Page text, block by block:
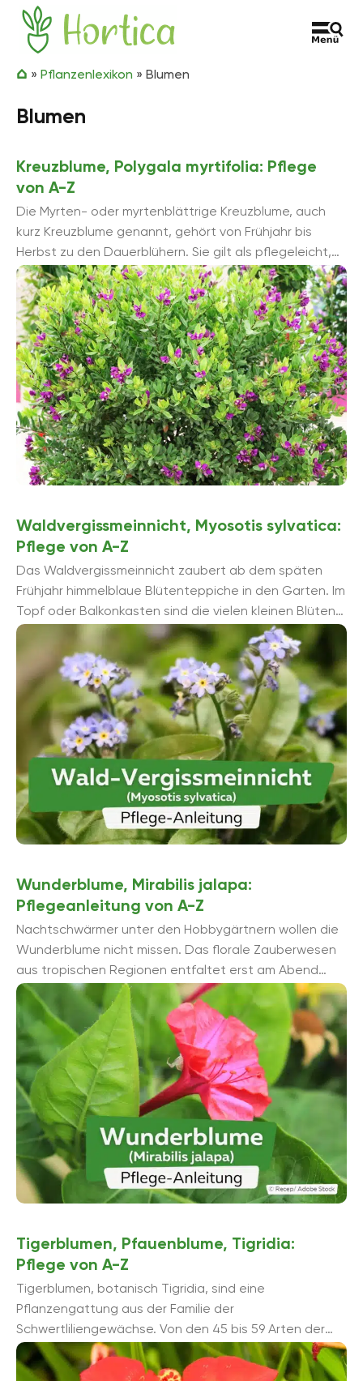
Zum Inhalt springen
Hortica
» Pflanzenlexikon » Blumen
Blumen
Kreuzblume, Polygala myrtifolia: Pflege
von A-Z
Die Myrten- oder myrtenblättrige Kreuzblume, auch
kurz Kreuzblume genannt, gehört von Frühjahr bis
Herbst zu den Dauerblühern. Sie gilt als pflegeleicht,
reagiert jedoch äußerst empfindlich ...
Waldvergissmeinnicht, Myosotis sylvatica:
Pflege von A-Z
Das Waldvergissmeinnicht zaubert ab dem späten
Frühjahr himmelblaue Blütenteppiche in den Garten. Im
Topf oder Balkonkasten sind die vielen kleinen Blüten
auch ein echter Hingucker. Der ...
Wunderblume, Mirabilis jalapa:
Pflegeanleitung von A-Z
Nachtschwärmer unter den Hobbygärtnern wollen die
Wunderblume nicht missen. Das florale Zauberwesen
aus tropischen Regionen entfaltet erst am Abend
seine malerische Pracht. Die unorthodoxe Blütezeit
bedeutet nicht, ...
Tigerblumen, Pfauenblume, Tigridia:
Pflege von A-Z
Tigerblumen, botanisch Tigridia, sind eine
Pflanzengattung aus der Familie der
Schwertliliengewächse. Von den 45 bis 59 Arten der
Tigerblumen, werden besonders die Sorten der Echten
Tigerblume (Tigridia pavonia) als Zierpflanzen